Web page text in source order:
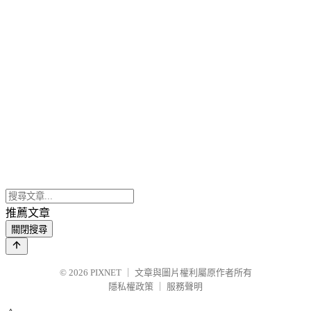
推薦文章
關閉搜尋
© 2026 PIXNET
文章與圖片權利屬原作者所有
隱私權政策
服務聲明